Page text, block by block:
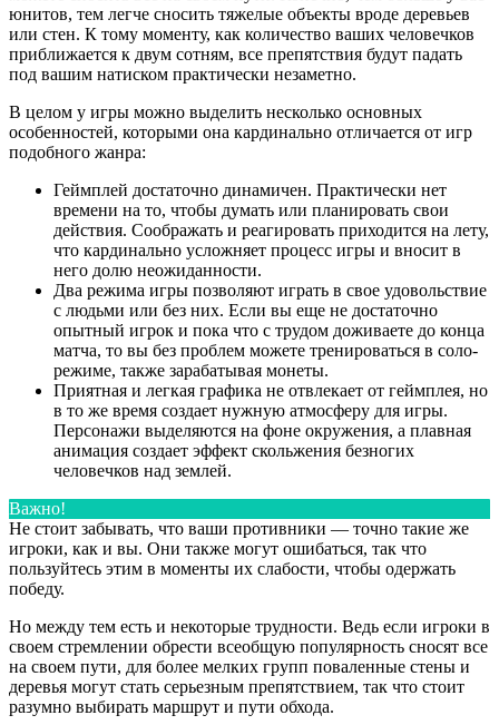
юнитов, тем легче сносить тяжелые объекты вроде деревьев
или стен. К тому моменту, как количество ваших человечков
приближается к двум сотням, все препятствия будут падать
под вашим натиском практически незаметно.
В целом у игры можно выделить несколько основных
особенностей, которыми она кардинально отличается от игр
подобного жанра:
Геймплей достаточно динамичен. Практически нет
времени на то, чтобы думать или планировать свои
действия. Соображать и реагировать приходится на лету,
что кардинально усложняет процесс игры и вносит в
него долю неожиданности.
Два режима игры позволяют играть в свое удовольствие
с людьми или без них. Если вы еще не достаточно
опытный игрок и пока что с трудом доживаете до конца
матча, то вы без проблем можете тренироваться в соло-
режиме, также зарабатывая монеты.
Приятная и легкая графика не отвлекает от геймплея, но
в то же время создает нужную атмосферу для игры.
Персонажи выделяются на фоне окружения, а плавная
анимация создает эффект скольжения безногих
человечков над землей.
Важно!
Не стоит забывать, что ваши противники — точно такие же
игроки, как и вы. Они также могут ошибаться, так что
пользуйтесь этим в моменты их слабости, чтобы одержать
победу.
Но между тем есть и некоторые трудности. Ведь если игроки в
своем стремлении обрести всеобщую популярность сносят все
на своем пути, для более мелких групп поваленные стены и
деревья могут стать серьезным препятствием, так что стоит
разумно выбирать маршрут и пути обхода.